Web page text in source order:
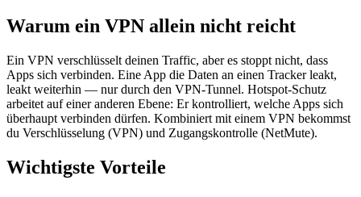
Warum ein VPN allein nicht reicht
Ein VPN verschlüsselt deinen Traffic, aber es stoppt nicht, dass
Apps sich verbinden. Eine App die Daten an einen Tracker leakt,
leakt weiterhin — nur durch den VPN-Tunnel. Hotspot-Schutz
arbeitet auf einer anderen Ebene: Er kontrolliert, welche Apps sich
überhaupt verbinden dürfen. Kombiniert mit einem VPN bekommst
du Verschlüsselung (VPN) und Zugangskontrolle (NetMute).
Wichtigste Vorteile